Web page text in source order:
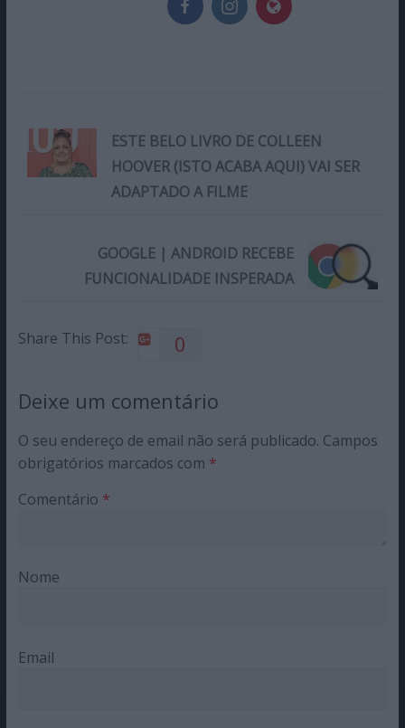
ESTE BELO LIVRO DE COLLEEN
HOOVER (ISTO ACABA AQUI) VAI SER
ADAPTADO A FILME
GOOGLE | ANDROID RECEBE
FUNCIONALIDADE INSPERADA
Share This Post: 0
Deixe um comentário
O seu endereço de email não será publicado. Campos
obrigatórios marcados com *
Comentário *
Nome
Email